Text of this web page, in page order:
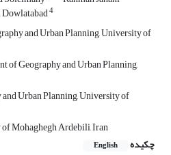
4
and Urban Planning, University of
of Geography and Urban Planning,
Urban Planning, University of
Mohaghegh Ardebili, Iran
چکیده
English